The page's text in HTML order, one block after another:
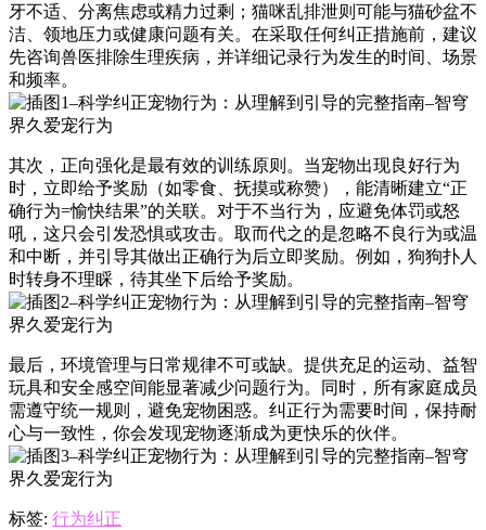
牙不适、分离焦虑或精力过剩；猫咪乱排泄则可能与猫砂盆不
洁、领地压力或健康问题有关。在采取任何纠正措施前，建议
先咨询兽医排除生理疾病，并详细记录行为发生的时间、场景
和频率。
其次，正向强化是最有效的训练原则。当宠物出现良好行为
时，立即给予奖励（如零食、抚摸或称赞），能清晰建立“正
确行为=愉快结果”的关联。对于不当行为，应避免体罚或怒
吼，这只会引发恐惧或攻击。取而代之的是忽略不良行为或温
和中断，并引导其做出正确行为后立即奖励。例如，狗狗扑人
时转身不理睬，待其坐下后给予奖励。
最后，环境管理与日常规律不可或缺。提供充足的运动、益智
玩具和安全感空间能显著减少问题行为。同时，所有家庭成员
需遵守统一规则，避免宠物困惑。纠正行为需要时间，保持耐
心与一致性，你会发现宠物逐渐成为更快乐的伙伴。
标签: 行为纠正